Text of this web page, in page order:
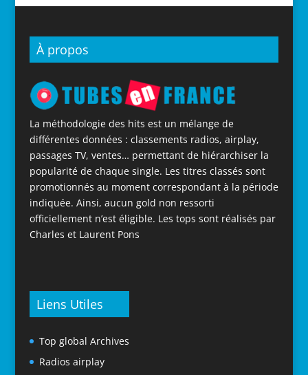
À propos
La méthodologie des hits est un mélange de
différentes données : classements radios, airplay,
passages TV, ventes… permettant de hiérarchiser la
popularité de chaque single. Les titres classés sont
promotionnés au moment correspondant à la période
indiquée. Ainsi, aucun gold non ressorti
officiellement n’est éligible. Les tops sont réalisés par
Charles et Laurent Pons
Liens Utiles
Top global Archives
Radios airplay